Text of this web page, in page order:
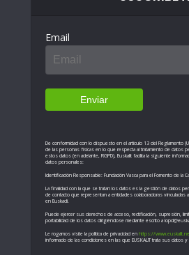
Email
De conformidad con lo dispuesto en el artículo 13 del Reglamento
de las personas físicas en lo que respecta al tratamiento de datos
estos datos (en adelante, RGPD), Euskalit facilita la siguiente
datos personales:
Identificación Responsable: Fundación Vasca para el Fomento de la
La finalidad con la que se tratan los datos es la gestión de datos
de contacto que representan a entidades colaboradoras vinculadas
en Euskadi.
Puede ejercer sus derechos de acceso, rectificación, supresión,
portabilidad de los datos dirigiéndose mediante escrito a
Le rogamos visite la política de privacidad en https://
informado de las condiciones en las que EUSKALIT trata sus datos